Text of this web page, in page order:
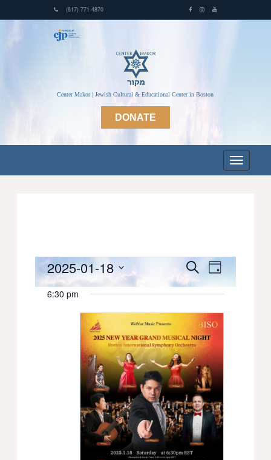
(617) 771-4870
Center Makor | Jewish Cultural & Educational Center in Boston
DONATE
Events
for
January
2025
Events
Search
and
Views
Navigation
SearchEvent
Views
Day
2025-01-18
Select
date.
6:30 pm